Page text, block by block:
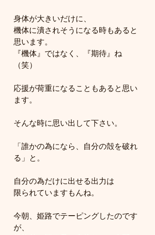
身体が大きいだけに、
機体に潰されそうになる時もあると
思います。
『機体』ではなく、『期待』ね
（笑）
応援が荷重になることもあると思い
ます。
そんな時に思い出して下さい。
「誰かの為になら、自分の殻を破れ
る」と。
自分の為だけに出せる出力は
限られていますもんね。
今朝、姫路でテーピングしたのです
が、